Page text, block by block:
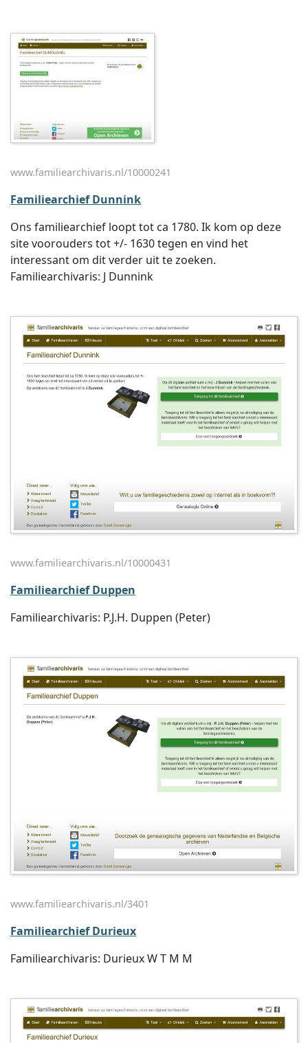
www.familiearchivaris.nl/10000241
Familiearchief Dunnink
Ons familiearchief loopt tot ca 1780. Ik kom op deze
site voorouders tot +/- 1630 tegen en vind het
interessant om dit verder uit te zoeken.
Familiearchivaris: J Dunnink
www.familiearchivaris.nl/10000431
Familiearchief Duppen
Familiearchivaris: P.J.H. Duppen (Peter)
www.familiearchivaris.nl/3401
Familiearchief Durieux
Familiearchivaris: Durieux W T M M